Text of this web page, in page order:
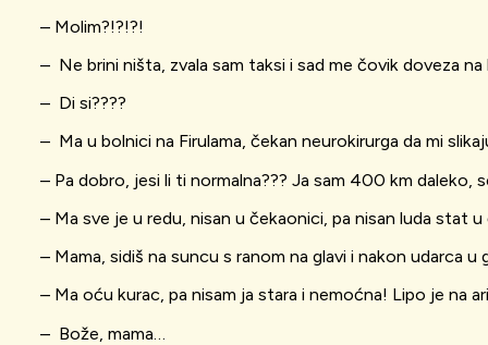
– Molim?!?!?!
– Ne brini ništa, zvala sam taksi i sad me čovik doveza na
– Di si????
– Ma u bolnici na Firulama, čekan neurokirurga da mi
– Pa dobro, jesi li ti normalna??? Ja sam 400 km
– Ma sve je u redu, nisan u čekaonici, pa nisan luda stat
– Mama, sidiš na suncu s ranom na glavi i nakon udarca u
– Ma oću kurac, pa nisam ja stara i nemoćna! Lipo je na
– Bože, mama…